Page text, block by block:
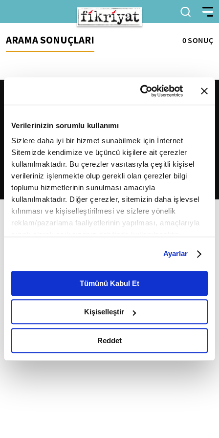
Verilerinizin sorumlu kullanımı
Sizlere daha iyi bir hizmet sunabilmek için İnternet
Sitemizde kendimize ve üçüncü kişilere ait çerezler
kullanılmaktadır. Bu çerezler vasıtasıyla çeşitli kişisel
verileriniz işlenmekte olup gerekli olan çerezler bilgi
toplumu hizmetlerinin sunulması amacıyla
kullanılmaktadır. Diğer çerezler, sitemizin daha işlevsel
kılınması ve kişiselleştirilmesi ve sizlere yönelik
reklam/pazarlama faaliyetlerinin yapılması, amaçlarıyla
belirleyebilirsiniz. Çerezlere ilişkin detaylı bilgi için
Ayarlar butonuna tıklayabilir,Çerez Bilgilendirme
Metnimizi ziyaret edebilirsiniz.
6698 sayılı Kişisel Verilerin Korunması Kanunu uyarınca
okumak ve sitemizi ziyaretiniz kapsamında
gerçekleştirilen veri işleme faaliyetleri ile ilgili daha
detaylı bilgi almak için lütfentıklayınız.
Ayarlar
Tümünü Kabul Et
Kişiselleştir
Reddet
ARAMA SONUÇLARI 0 SONUÇ
2026Fikriyat. Tüm hakları saklıdır.